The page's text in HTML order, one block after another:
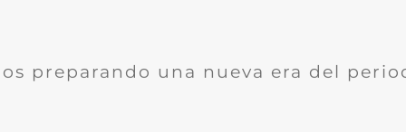
preparando una nueva era del